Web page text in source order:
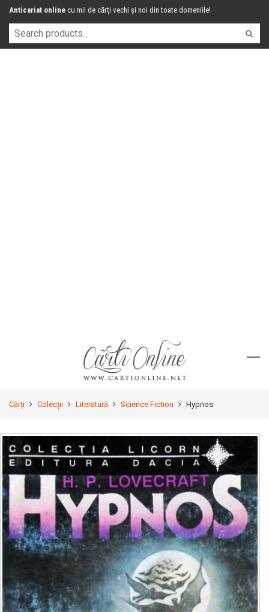
Anticariat online cu mii de cărți vechi și noi din toate domeniile!
Cărți Colecții Literatură Science Fiction Hypnos